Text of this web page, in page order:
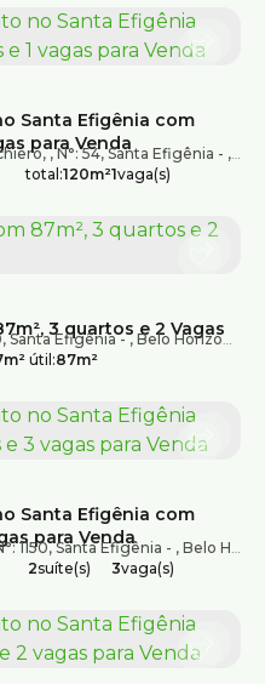
Santa Efigênia com
para Venda
,N°:54,Santa Efigênia ,
total:120m²1vaga(s)
3 quartos e 2 Vagas
,Santa Efigênia , Belo Horizonte
útil:87m²
Santa Efigênia com
para Venda
1150,Santa Efigênia , Belo Horizonte
2suíte(s) 3vaga(s)